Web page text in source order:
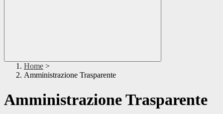
Home >
Amministrazione Trasparente
Amministrazione Trasparente